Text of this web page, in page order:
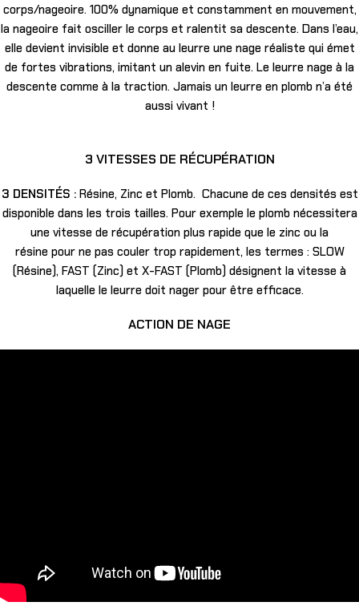
corps/nageoire. 100% dynamique et constamment en mouvement,
la nageoire fait osciller le corps et ralentit sa descente. Dans l’eau,
elle devient invisible et donne au leurre une nage réaliste qui émet
de fortes vibrations, imitant un alevin en fuite. Le leurre nage à la
descente comme à la traction. Jamais un leurre en plomb n’a été
aussi vivant !
3 VITESSES DE RÉCUPÉRATION
3 DENSITÉS :Résine, Zinc et Plomb. Chacune de ces densités est
disponible dans les trois tailles. Pour exemple le plomb nécessitera
une vitesse de récupération plus rapide que le zinc ou la
résine pour ne pas couler trop rapidement, les termes : SLOW
(Résine), FAST (Zinc) et X-FAST (Plomb) désignent la vitesse à
laquelle le leurre doit nager pour être efficace.
ACTION DE NAGE